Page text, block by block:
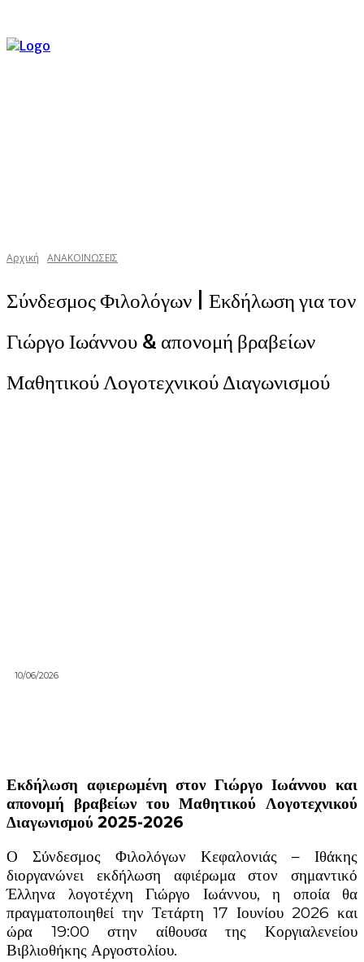
Αρχική ΑΝΑΚΟΙΝΩΣΕΙΣ
Σύνδεσμος Φιλολόγων | Εκδήλωση για τον
Γιώργο Ιωάννου & απονομή βραβείων
Μαθητικού Λογοτεχνικού Διαγωνισμού
10/06/2026
Εκδήλωση αφιερωμένη στον Γιώργο Ιωάννου και
απονομή βραβείων του Μαθητικού Λογοτεχνικού
Διαγωνισμού 2025-2026
Ο Σύνδεσμος Φιλολόγων Κεφαλονιάς – Ιθάκης
διοργανώνει εκδήλωση αφιέρωμα στον σημαντικό
Έλληνα λογοτέχνη Γιώργο Ιωάννου, η οποία θα
πραγματοποιηθεί την Τετάρτη 17 Ιουνίου 2026 και
ώρα 19:00 στην αίθουσα της Κοργιαλενείου
Βιβλιοθήκης Αργοστολίου.